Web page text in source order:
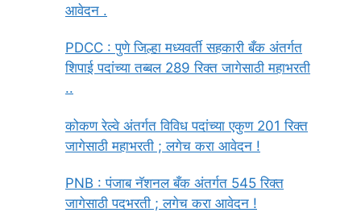
आवेदन .
PDCC : पुणे जिल्हा मध्यवर्ती सहकारी बँक अंतर्गत
शिपाई पदांच्या तब्बल 289 रिक्त जागेसाठी महाभरती
..
कोकण रेल्वे अंतर्गत विविध पदांच्या एकुण 201 रिक्त
जागेसाठी महाभरती ; लगेच करा आवेदन !
PNB : पंजाब नॅशनल बँक अंतर्गत 545 रिक्त
जागेसाठी पदभरती ; लगेच करा आवेदन !